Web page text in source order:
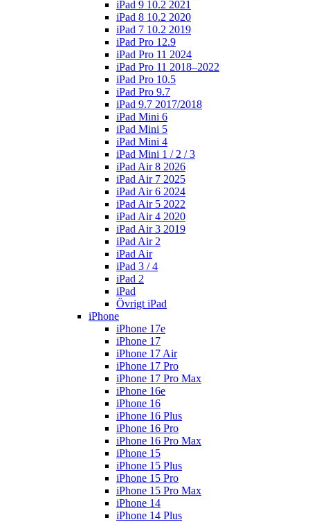
iPad 9 10.2 2021
iPad 8 10.2 2020
iPad 7 10.2 2019
iPad Pro 12.9
iPad Pro 11 2024
iPad Pro 11 2018–2022
iPad Pro 10.5
iPad Pro 9.7
iPad 9.7 2017/2018
iPad Mini 6
iPad Mini 5
iPad Mini 4
iPad Mini 1 / 2 / 3
iPad Air 8 2026
iPad Air 7 2025
iPad Air 6 2024
iPad Air 5 2022
iPad Air 4 2020
iPad Air 3 2019
iPad Air 2
iPad Air
iPad 3 / 4
iPad 2
iPad
Övrigt iPad
iPhone
iPhone 17e
iPhone 17
iPhone 17 Air
iPhone 17 Pro
iPhone 17 Pro Max
iPhone 16e
iPhone 16
iPhone 16 Plus
iPhone 16 Pro
iPhone 16 Pro Max
iPhone 15
iPhone 15 Plus
iPhone 15 Pro
iPhone 15 Pro Max
iPhone 14
iPhone 14 Plus